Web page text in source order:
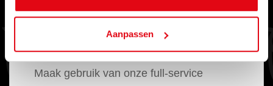
Aanpassen
Aankopen
Maak gebruik van onze full-service